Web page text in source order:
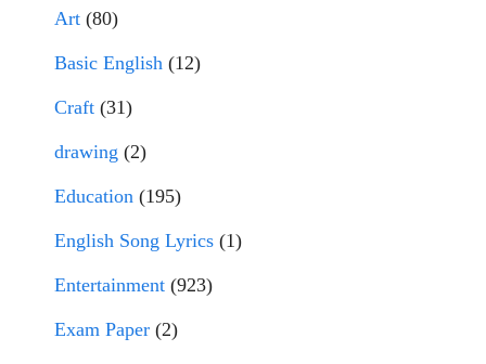
Art (80)
Basic English (12)
Craft (31)
drawing (2)
Education (195)
English Song Lyrics (1)
Entertainment (923)
Exam Paper (2)